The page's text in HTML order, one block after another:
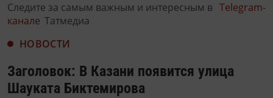
Следите за самым важным и интересным в Telegram-
канале Татмедиа
НОВОСТИ
Заголовок: В Казани появится улица
Шауката Биктемирова